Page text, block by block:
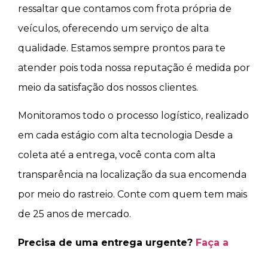
ressaltar que contamos com frota própria de
veículos, oferecendo um serviço de alta
qualidade. Estamos sempre prontos para te
atender pois toda nossa reputação é medida por
meio da satisfação dos nossos clientes.
Monitoramos todo o processo logístico, realizado
em cada estágio com alta tecnologia Desde a
coleta até a entrega, você conta com alta
transparência na localização da sua encomenda
por meio do rastreio. Conte com quem tem mais
de 25 anos de mercado.
Precisa de uma entrega urgente? Faça a